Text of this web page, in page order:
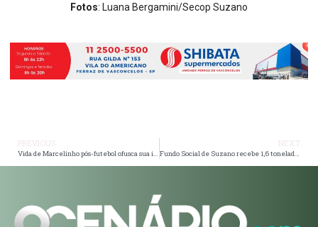
Fundo Social de Suzano recebe 1,6 tonelada de alimentos
melhor do conteúdo gerado em Ferraz de Vasconcelos e em
Categorias